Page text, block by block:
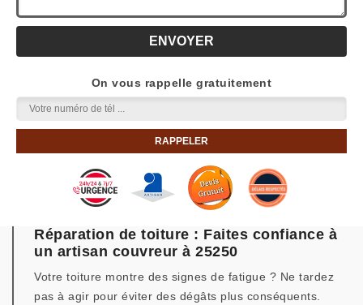
On vous rappelle gratuitement
Réparation de toiture : Faites confiance à
un artisan couvreur à 25250
Votre toiture montre des signes de fatigue ? Ne tardez
pas à agir pour éviter des dégâts plus conséquents.